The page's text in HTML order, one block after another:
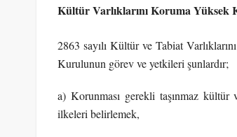
Kültür Varlıklarını Koruma
2863 sayılı Kültür ve Tabiat
Kurulunun görev ve yetkileri şunlardır;
a) Korunması gerekli taşınmaz kültür
ilkeleri belirlemek,